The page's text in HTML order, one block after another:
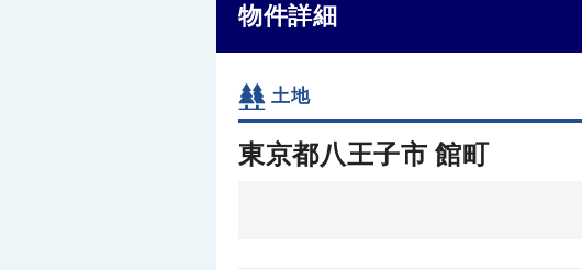
物件詳細
土地
東京都八王子市 館町